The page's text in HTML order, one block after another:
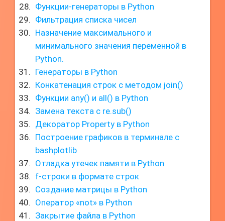
Функции-генераторы в Python
Фильтрация списка чисел
Назначение максимального и
минимального значения переменной в
Python.
Генераторы в Python
Конкатенация строк с методом join()
Функции any() и all() в Python
Замена текста с re.sub()
Декоратор Property в Python
Построение графиков в терминале с
bashplotlib
Отладка утечек памяти в Python
f-строки в формате строк
Создание матрицы в Python
Оператор «not» в Python
Закрытие файла в Python